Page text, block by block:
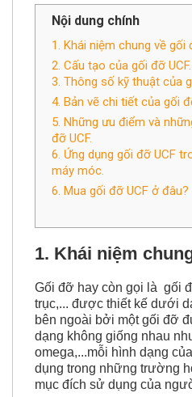
viết dưới đây nhé!
Nội dung chính
1. Khái niệm chung về gối
2. Cấu tạo của gối đỡ UCF.
3. Thông số kỹ thuật của
4. Bản vẽ chi tiết của gối
5. Những ưu điểm và
đỡ UCF.
6. Ứng dụng gối đỡ UCF
máy móc.
Gối đỡ hay còn gọi là gối
trục,... được thiết kế dưới
bên ngoài bởi một gối đỡ
dạng không giống nhau
omega,...mỗi hình dạng
dụng trong những trường